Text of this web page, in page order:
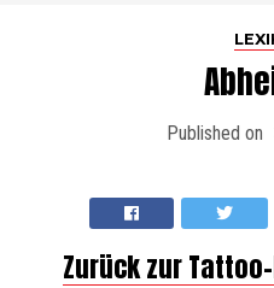
Published on
Zurück zur